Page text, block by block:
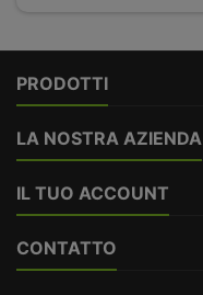
PRODOTTI
LA NOSTRA AZIENDA
IL TUO ACCOUNT
CONTATTO